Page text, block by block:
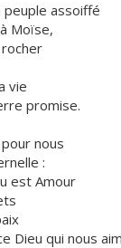
peuple assoiffé
Moïse,
vie
promise.
nous
:
est Amour
Dieu qui nous